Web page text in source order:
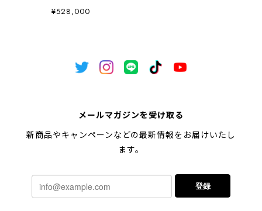
¥528,000
メールマガジンを受け取る
新商品やキャンペーンなどの最新情報をお届けいたし
ます。
登録